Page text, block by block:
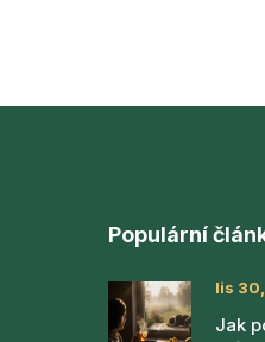
Populární
lis
Jak